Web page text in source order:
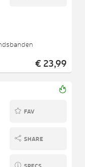
€ 23,99
FAV
SHARE